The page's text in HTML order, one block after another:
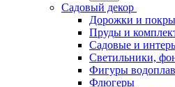
Садовый декор
Дорожки и
Пруды и
Садовые и
Светильники,
Фигуры
Флюгеры